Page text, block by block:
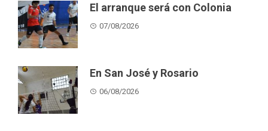
El arranque será con Colonia
07/08/2026
En San José y Rosario
06/08/2026